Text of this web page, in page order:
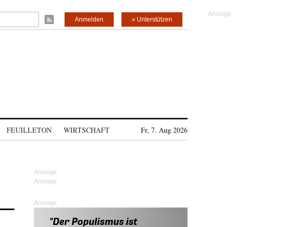
» Unterstützen
Anmelden
FEUILLETON WIRTSCHAFT Fr, 7. Aug 2026
Anzeige